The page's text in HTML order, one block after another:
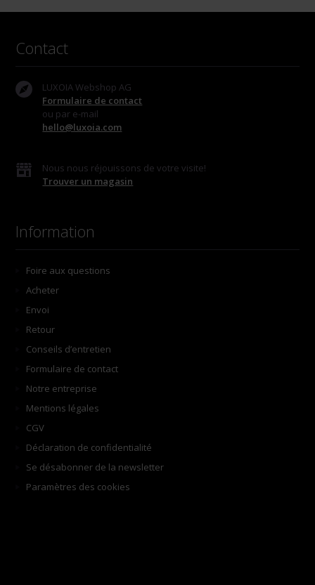
Contact
LUXOIA Webshop AG
Formulaire de contact
ou par e-mail
hello@luxoia.com
Nous nous réjouissons de votre visite!
Trouver un magasin
Information
Foire aux questions
Acheter
Envoi
Retour
Conseils d’entretien
Formulaire de contact
Notre entreprise
Mentions légales
CGV
Déclaration de confidentialité
Se désabonner de la newsletter
Paramètres des cookies